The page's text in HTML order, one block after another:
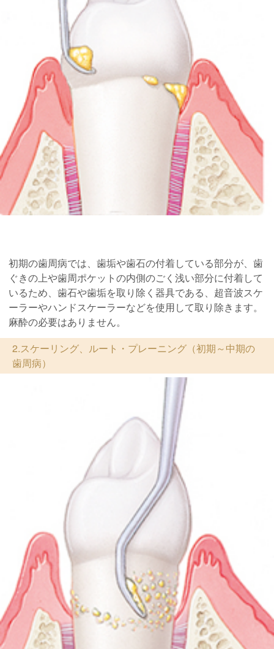
初期の歯周病では、歯垢や歯石の付着している部分が、歯
ぐきの上や歯周ポケットの内側のごく浅い部分に付着して
いるため、歯石や歯垢を取り除く器具である、超音波スケ
ーラーやハンドスケーラーなどを使用して取り除きます。
麻酔の必要はありません。
2.スケーリング、ルート・プレーニング（初期～中期の
歯周病）